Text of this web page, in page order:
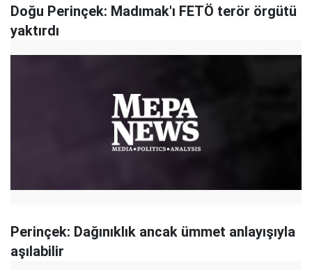
Doğu Perinçek: Madımak'ı FETÖ terör örgütü
yaktırdı
Perinçek: Dağınıklık ancak ümmet anlayışıyla
aşılabilir